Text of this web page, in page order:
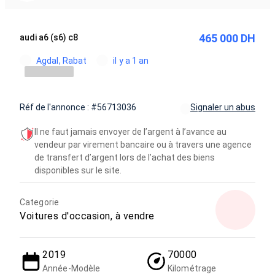
audi a6 (s6) c8 465 000 DH
Agdal, Rabat il y a 1 an
Réf de l'annonce : #56713036 Signaler un abus
Il ne faut jamais envoyer de l’argent à l’avance au
vendeur par virement bancaire ou à travers une agence
de transfert d’argent lors de l’achat des biens
disponibles sur le site.
Categorie
Voitures d'occasion, à vendre
2019
Année-Modèle
70000
Kilométrage